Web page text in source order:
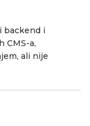
backend i
CMS-a,
ali nije